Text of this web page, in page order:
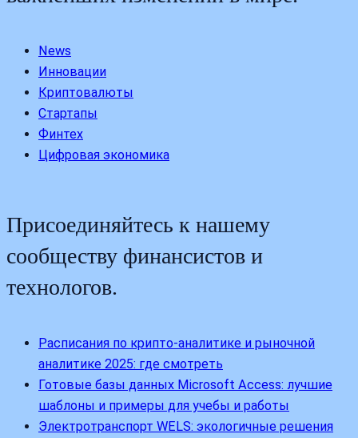
News
Инновации
Криптовалюты
Стартапы
Финтех
Цифровая экономика
Присоединяйтесь к нашему
сообществу финансистов и
технологов.
Расписания по крипто-аналитике и рыночной
аналитике 2025: где смотреть
Готовые базы данных Microsoft Access: лучшие
шаблоны и примеры для учебы и работы
Электротранспорт WELS: экологичные решения